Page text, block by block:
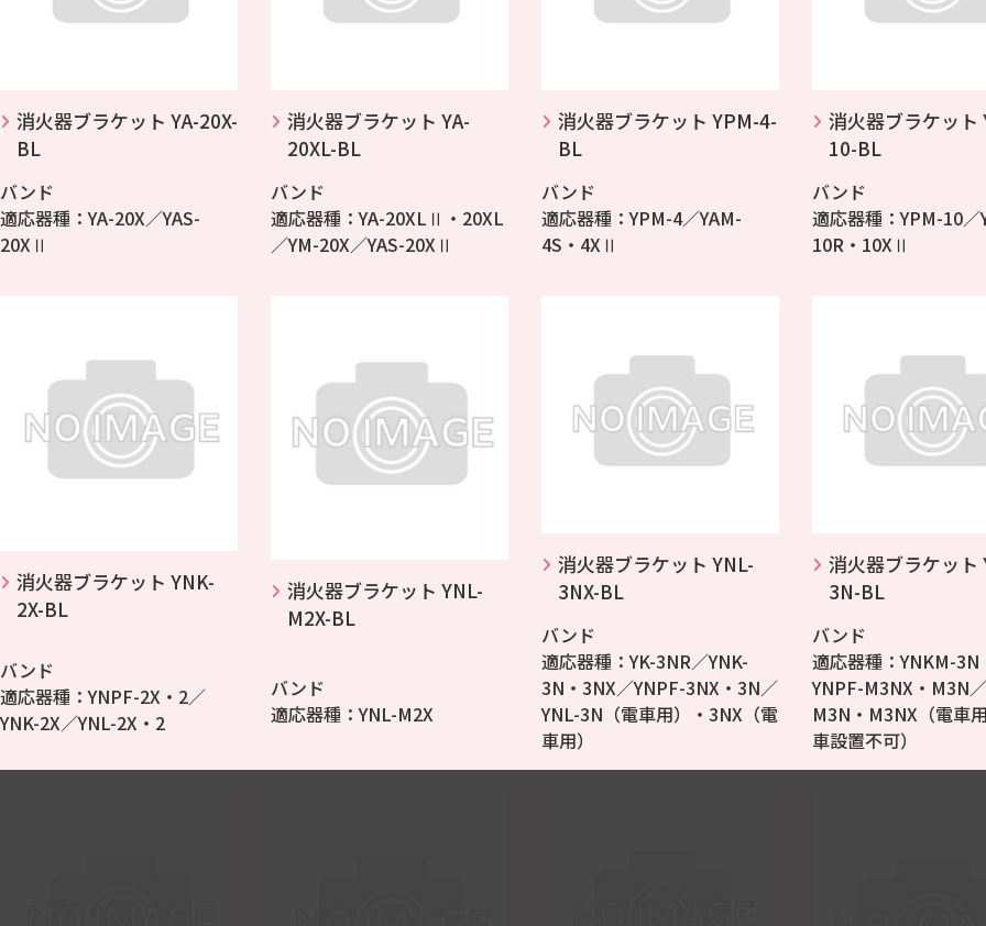
消火器ブラケット YA-20X-
BL
バンド
適応器種：YA-20X／YAS-
20XⅡ
消火器ブラケット YA-
20XL-BL
バンド
適応器種：YA-20XLⅡ・20XL
／YM-20X／YAS-20XⅡ
消火器ブラケット YPM-4-
BL
バンド
適応器種：YPM-4／YAM-
4S・4XⅡ
消火器ブラケット
10-BL
バンド
適応器種：YPM-10／
10R・10XⅡ
消火器ブラケット YNK-
2X-BL
バンド
適応器種：YNPF-2X・2／
YNK-2X／YNL-2X・2
消火器ブラケット YNL-
M2X-BL
バンド
適応器種：YNL-M2X
消火器ブラケット YNL-
3NX-BL
バンド
適応器種：YK-3NR／YNK-
3N・3NX／YNPF-3NX・3N／
YNL-3N（電車用）・3NX（電
車用）
消火器ブラケット
3N-BL
バンド
適応器種：YNKM-3N
YNPF-M3NX・M3N
M3N・M3NX（電車
車設置不可）